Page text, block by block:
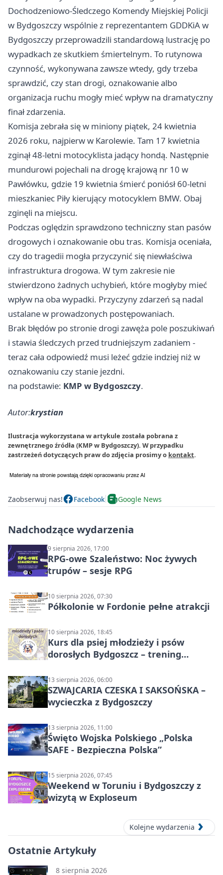
Dochodzeniowo-Śledczego Komendy Miejskiej Policji
w Bydgoszczy wspólnie z reprezentantem GDDKiA w
Bydgoszczy przeprowadzili standardową lustrację po
wypadkach ze skutkiem śmiertelnym. To rutynowa
czynność, wykonywana zawsze wtedy, gdy trzeba
sprawdzić, czy stan drogi, oznakowanie albo
organizacja ruchu mogły mieć wpływ na dramatyczny
finał zdarzenia.
Komisja zebrała się w miniony piątek, 24 kwietnia
2026 roku, najpierw w Karolewie. Tam 17 kwietnia
zginął 48-letni motocyklista jadący hondą. Następnie
mundurowi pojechali na drogę krajową nr 10 w
Pawłówku, gdzie 19 kwietnia śmierć poniósł 60-letni
mieszkaniec Piły kierujący motocyklem BMW. Obaj
zginęli na miejscu.
Podczas oględzin sprawdzono techniczny stan pasów
drogowych i oznakowanie obu tras. Komisja oceniała,
czy do tragedii mogła przyczynić się niewłaściwa
infrastruktura drogowa. W tym zakresie nie
stwierdzono żadnych uchybień, które mogłyby mieć
wpływ na oba wypadki. Przyczyny zdarzeń są nadal
ustalane w prowadzonych postępowaniach.
Brak błędów po stronie drogi zawęża pole poszukiwań
i stawia śledczych przed trudniejszym zadaniem -
teraz cała odpowiedź musi leżeć gdzie indziej niż w
oznakowaniu czy stanie jezdni.
na podstawie: KMP w Bydgoszczy.
Autor:krystian
Ilustracja wykorzystana w artykule została pobrana z
zewnętrznego źródła (KMP w Bydgoszczy). W przypadku
zastrzeżeń dotyczących praw do zdjęcia prosimy o kontakt.
Zaobserwuj nas! Facebook Google News
Nadchodzące wydarzenia
9 sierpnia 2026, 17:00
RPG-owe Szaleństwo: Noc żywych
trupów – sesje RPG
10 sierpnia 2026, 07:30
Półkolonie w Fordonie pełne atrakcji
10 sierpnia 2026, 18:45
Kurs dla psiej młodzieży i psów
dorosłych Bydgoszcz – trening
13 sierpnia 2026, 06:00
SZWAJCARIA CZESKA I SAKSOŃSKA –
wycieczka z Bydgoszczy
13 sierpnia 2026, 11:00
Święto Wojska Polskiego „Polska
SAFE - Bezpieczna Polska”
15 sierpnia 2026, 07:45
Weekend w Toruniu i Bydgoszczy z
wizytą w Exploseum
Kolejne wydarzenia
Ostatnie Artykuły
8 sierpnia 2026